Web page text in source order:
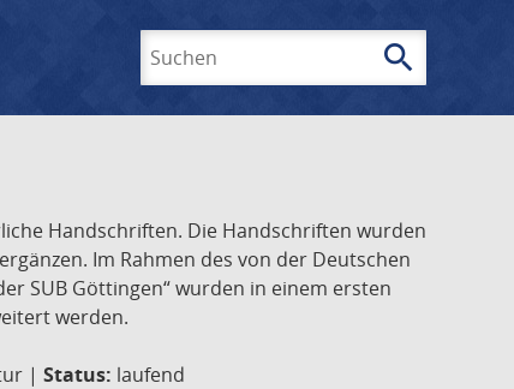
search
Handschriften. Die Handschriften wurden
Im Rahmen des von der Deutschen
SUB Göttingen“ wurden in einem ersten
werden.
| Status: laufend